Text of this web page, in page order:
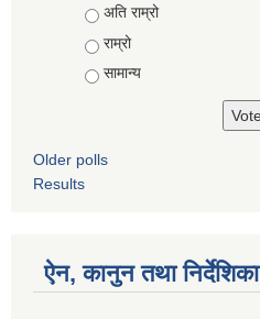
Choices
अति राम्रो
राम्रो
सामान्य
Older polls
Results
ऐन, कानुन तथा निर्देशिका